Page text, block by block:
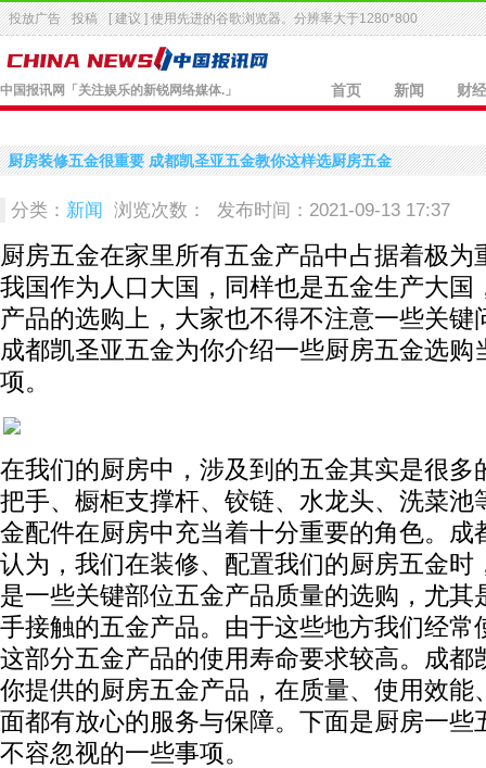
投放广告 投稿 [ 建议 ] 使用先进的谷歌浏览器。分辨率大于1280*800
中国报讯网 「关注娱乐的新锐网络媒体.」 首页 新闻 财经
厨房装修五金很重要 成都凯圣亚五金教你这样选厨房五金
分类： 新闻 浏览次数： 发布时间：2021-09-13 17:37
厨房五金在家里所有五金产品中占据着极为
我国作为人口大国，同样也是五金生产大国
产品的选购上，大家也不得不注意一些关键
成都凯圣亚五金为你介绍一些厨房五金选购
项。
在我们的厨房中，涉及到的五金其实是很多
把手、橱柜支撑杆、铰链、水龙头、洗菜池
金配件在厨房中充当着十分重要的角色。成
认为，我们在装修、配置我们的厨房五金时
是一些关键部位五金产品质量的选购，尤其
手接触的五金产品。由于这些地方我们经常
这部分五金产品的使用寿命要求较高。成都
你提供的厨房五金产品，在质量、使用效能
面都有放心的服务与保障。下面是厨房一些
不容忽视的一些事项。